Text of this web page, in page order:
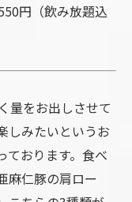
円（飲み放題込
量をお出しさせて
しみたいというお
ております。食べ
麻仁豚の肩ロー